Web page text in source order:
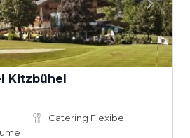
Kitzbühel
Catering Flexibel